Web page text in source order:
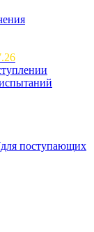
поступающих